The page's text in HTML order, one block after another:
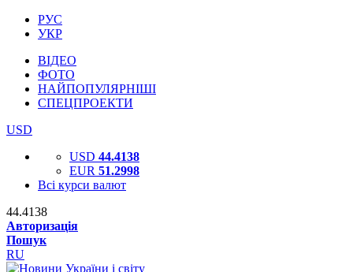
РУС
УКР
ВІДЕО
ФОТО
НАЙПОПУЛЯРНІШІ
СПЕЦПРОЕКТИ
USD
USD 44.4138
EUR 51.2998
Всі курси валют
44.4138
Авторизація
Пошук
RU